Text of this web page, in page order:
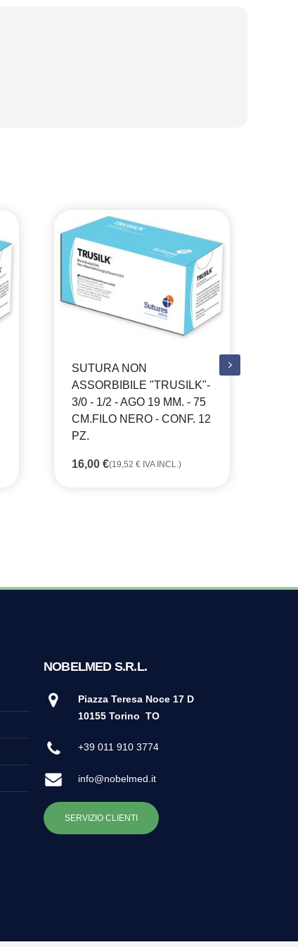
SUTURA NON
ASSORBIBILE "TRUSILK"-
3/0 - 1/2 - AGO 19 MM. - 75
CM.FILO NERO - CONF. 12
PZ.
16,00 €(19,52 € IVA INCL.)
NOBELMED S.R.L.
Piazza Teresa Noce 17 D
10155 Torino TO
+39 011 910 3774
info@nobelmed.it
SERVIZIO CLIENTI